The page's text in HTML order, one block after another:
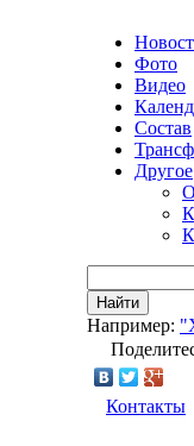
Фото
Видео
Состав
Другое
Найти
Например:
Контакты